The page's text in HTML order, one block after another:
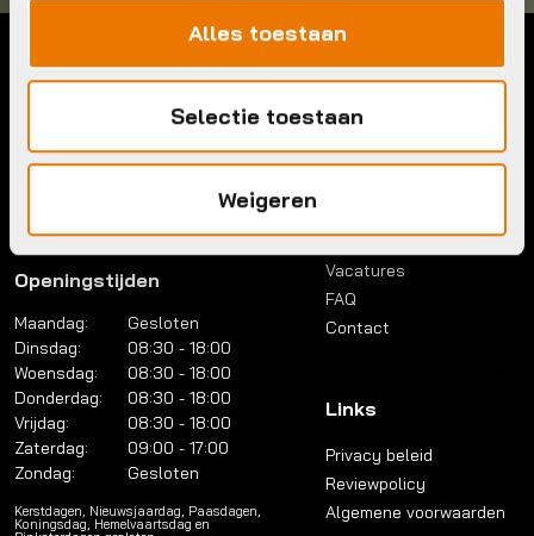
Alles toestaan
Selectie toestaan
Weigeren
Contact
036 5304422
Mail:
info@bykestore.nl
Adres:
1315 BP Almere
Openingstijden
Maandag:
Gesloten
Dinsdag:
08:30 - 18:00
Woensdag:
08:30 - 18:00
Donderdag:
08:30 - 18:00
Vrijdag:
08:30 - 18:00
Zaterdag:
09:00 - 17:00
Zondag:
Gesloten
Kerstdagen, Nieuwsjaardag, Paasdagen,
Koningsdag, Hemelvaartsdag en
Menu
Account
Lease a bike
Werkplaats
Vacatures
FAQ
Contact
Links
Privacy beleid
Reviewpolicy
Algemene voorwaarden